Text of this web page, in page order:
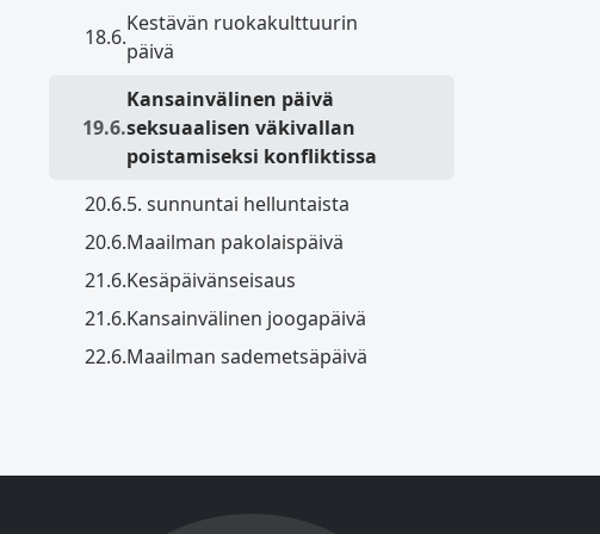
18.6.
Kestävän ruokakulttuurin
päivä
19.6.
Kansainvälinen päivä
seksuaalisen väkivallan
poistamiseksi konfliktissa
20.6.5. sunnuntai helluntaista
20.6.Maailman pakolaispäivä
21.6.Kesäpäivänseisaus
21.6.Kansainvälinen joogapäivä
22.6.Maailman sademetsäpäivä